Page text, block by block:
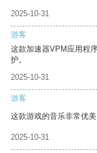
2025-10-31
游客
这款加速器VPM应用程
护。
2025-10-31
游客
这款游戏的音乐非常优
2025-10-31